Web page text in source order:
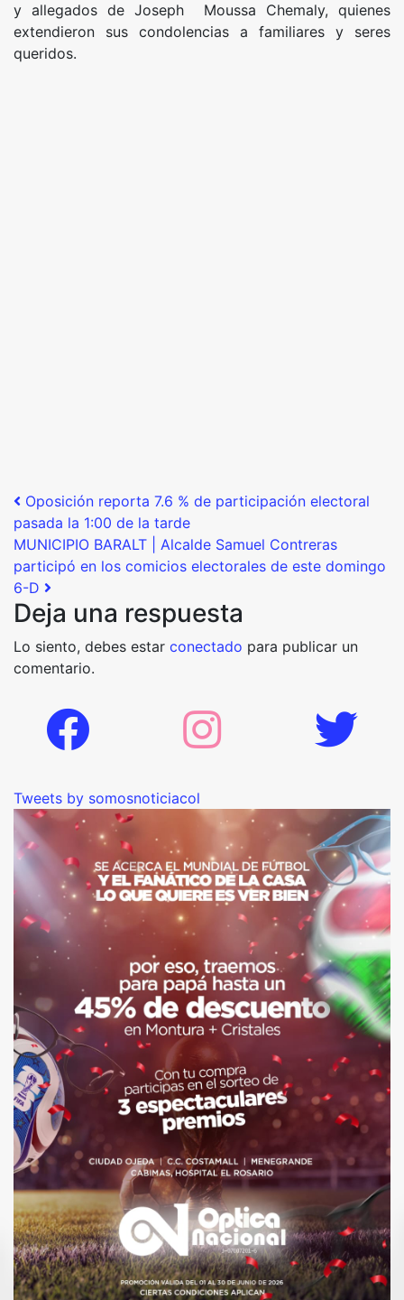
y allegados de Joseph Moussa Chemaly, quienes
extendieron sus condolencias a familiares y seres
queridos.
Post navigation
Oposición reporta 7.6 % de participación electoral
pasada la 1:00 de la tarde
MUNICIPIO BARALT | Alcalde Samuel Contreras
participó en los comicios electorales de este domingo
6-D
Deja una respuesta
Lo siento, debes estar conectado para publicar un
comentario.
Tweets by somosnoticiacol